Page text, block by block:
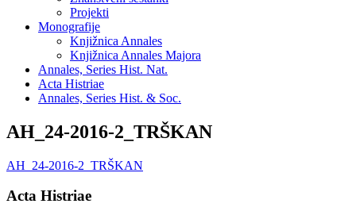
Projekti
Monografije
Knjižnica Annales
Knjižnica Annales Majora
Annales, Series Hist. Nat.
Acta Histriae
Annales, Series Hist. & Soc.
AH_24-2016-2_TRŠKAN
AH_24-2016-2_TRŠKAN
Acta Histriae